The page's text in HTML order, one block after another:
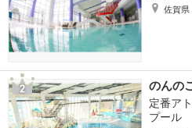
佐賀県
のんの
定番ア
プール